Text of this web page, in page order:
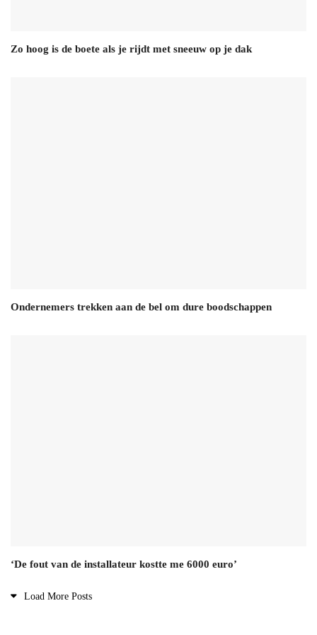
Zo hoog is de boete als je rijdt met sneeuw op je dak
Ondernemers trekken aan de bel om dure boodschappen
‘De fout van de installateur kostte me 6000 euro’
Load More Posts